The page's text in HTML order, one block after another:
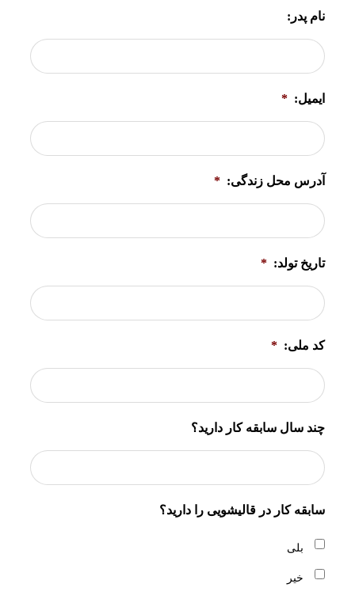
نام پدر:
ایمیل: *
آدرس محل زندگی: *
تاریخ تولد: *
کد ملی: *
چند سال سابقه کار دارید؟
سابقه کار در قالیشویی را دارید؟
بلی
خیر